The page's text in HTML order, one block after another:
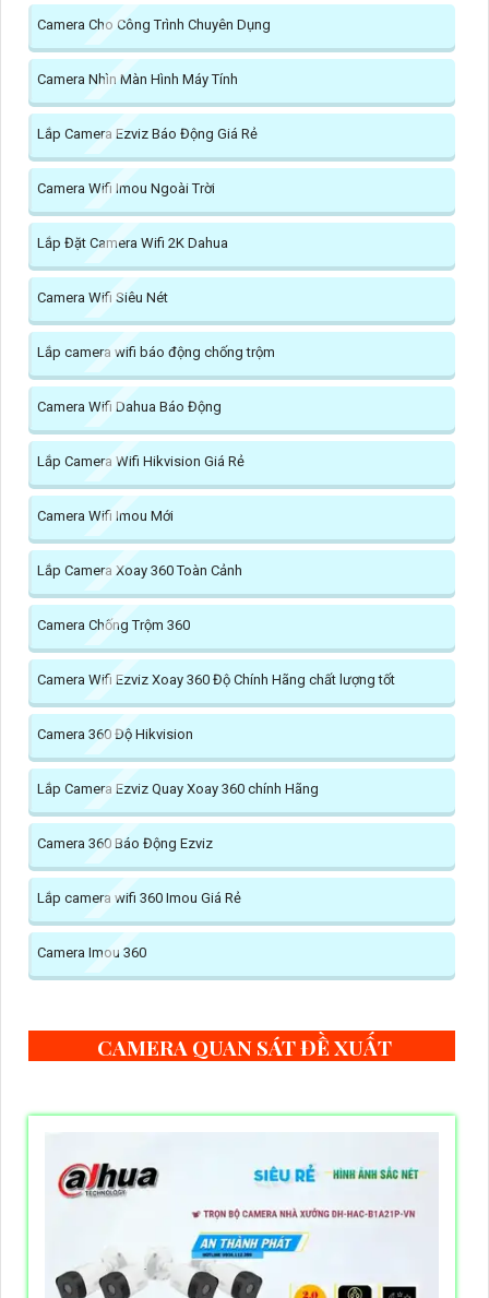
Camera Cho Công Trình Chuyên Dụng
Camera Nhìn Màn Hình Máy Tính
Lắp Camera Ezviz Báo Động Giá Rẻ
Camera Wifi Imou Ngoài Trời
Lắp Đặt Camera Wifi 2K Dahua
Camera Wifi Siêu Nét
Lắp camera wifi báo động chống trộm
Camera Wifi Dahua Báo Động
Lắp Camera Wifi Hikvision Giá Rẻ
Camera Wifi Imou Mới
Lắp Camera Xoay 360 Toàn Cảnh
Camera Chống Trộm 360
Camera Wifi Ezviz Xoay 360 Độ Chính Hãng chất lượng tốt
Camera 360 Độ Hikvision
Lắp Camera Ezviz Quay Xoay 360 chính Hãng
Camera 360 Báo Động Ezviz
Lắp camera wifi 360 Imou Giá Rẻ
Camera Imou 360
CAMERA QUAN SÁT ĐỀ XUẤT